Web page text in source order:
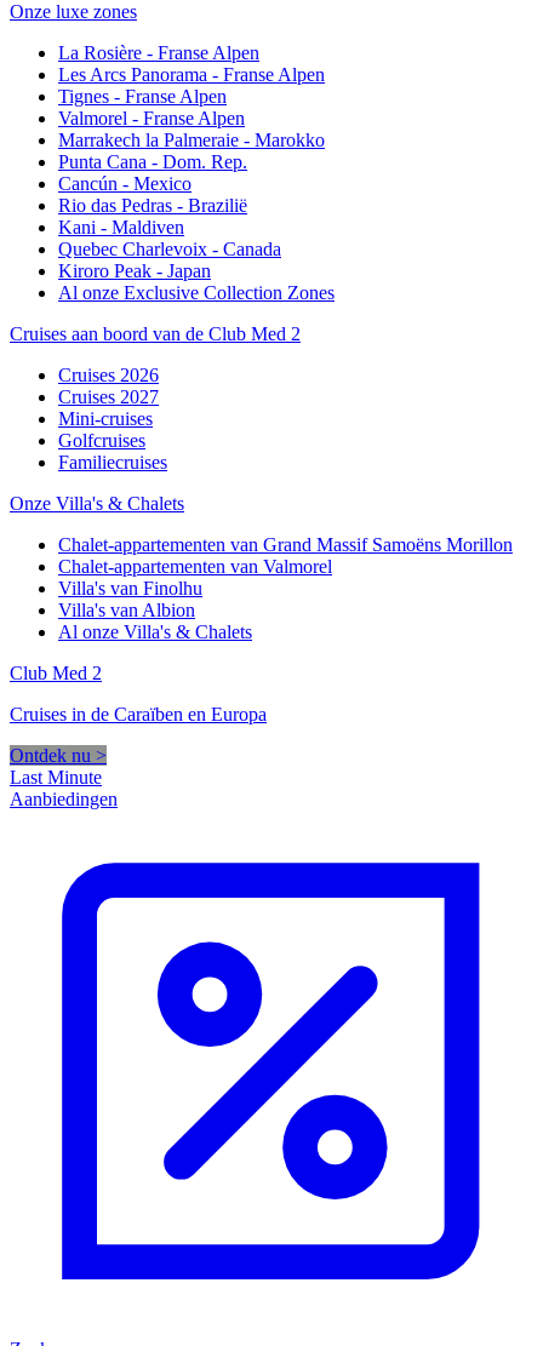
Onze luxe zones
La Rosière - Franse Alpen
Les Arcs Panorama - Franse Alpen
Tignes - Franse Alpen
Valmorel - Franse Alpen
Marrakech la Palmeraie - Marokko
Punta Cana - Dom. Rep.
Cancún - Mexico
Rio das Pedras - Brazilië
Kani - Maldiven
Quebec Charlevoix - Canada
Kiroro Peak - Japan
Al onze Exclusive Collection Zones
Cruises aan boord van de Club Med 2
Cruises 2026
Cruises 2027
Mini-cruises
Golfcruises
Familiecruises
Onze Villa's & Chalets
Chalet-appartementen van Grand Massif Samoëns Morillon
Chalet-appartementen van Valmorel
Villa's van Finolhu
Villa's van Albion
Al onze Villa's & Chalets
Club Med 2
Cruises in de Caraïben en Europa
Ontdek nu >
Last Minute
Aanbiedingen